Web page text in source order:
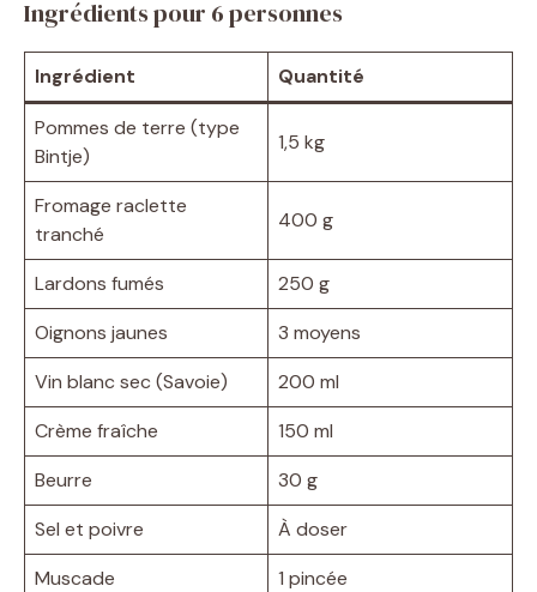
Ingrédients pour 6 personnes
Ingrédient Quantité
Pommes de terre (type
Bintje)
1,5 kg
Fromage raclette
tranché
400 g
Lardons fumés
250 g
Oignons jaunes
3 moyens
Vin blanc sec (Savoie)
200 ml
Crème fraîche
150 ml
Beurre
30 g
Sel et poivre
À doser
Muscade
1 pincée